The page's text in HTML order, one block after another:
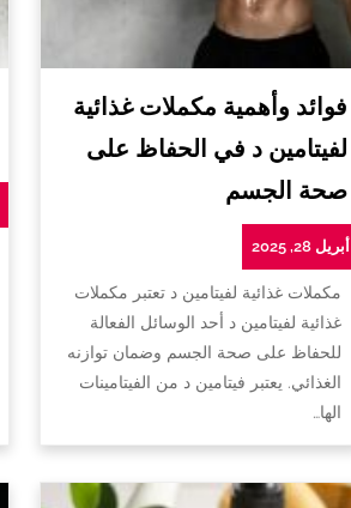
فوائد وأهمية مكملات غذائية
لفيتامين د في الحفاظ على
صحة الجسم
أبريل 28, 2025
مكملات غذائية لفيتامين د تعتبر مكملات
غذائية لفيتامين د أحد الوسائل الفعالة
للحفاظ على صحة الجسم وضمان توازنه
الغذائي. يعتبر فيتامين د من الفيتامينات
الها…